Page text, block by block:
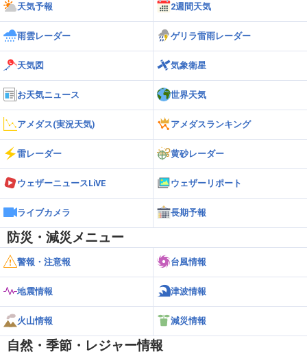
天気予報 2週間天気
雨雲レーダー ゲリラ雷雨レーダー
天気図 気象衛星
お天気ニュース 世界天気
アメダス(実況天気) アメダスランキング
雷レーダー 黄砂レーダー
ウェザーニュースLiVE ウェザーリポート
ライブカメラ 長期予報
防災・減災メニュー
警報・注意報 台風情報
地震情報 津波情報
火山情報 減災情報
自然・季節・レジャー情報